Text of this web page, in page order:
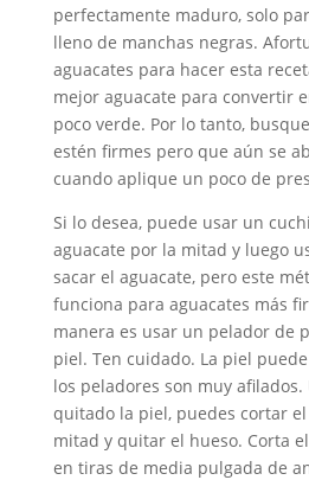
perfectamente maduro, solo
lleno de manchas negras.
aguacates para hacer esta
mejor aguacate para convertir
poco verde. Por lo tanto,
estén firmes pero que aún se
cuando aplique un poco de
Si lo desea, puede usar un
aguacate por la mitad y luego
sacar el aguacate, pero este
funciona para aguacates más
manera es usar un pelador de
piel. Ten cuidado. La piel
los peladores son muy afilados.
quitado la piel, puedes cortar
mitad y quitar el hueso. Corta
en tiras de media pulgada de